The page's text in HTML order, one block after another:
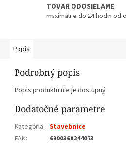
TOVAR ODOSIELAME
maximálne do 24 hodín od
Popis
Podrobný popis
Popis produktu nie je dostupný
Dodatočné parametre
Kategória: Stavebnice
EAN: 6900360244073